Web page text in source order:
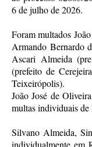
6 de julho de 2026.
Foram multados
Armando Bernardo
Ascari Almeida
(prefeito de
Teixeirópolis).
João José de
multas individuais
Silvano Almeida,
individualmente em